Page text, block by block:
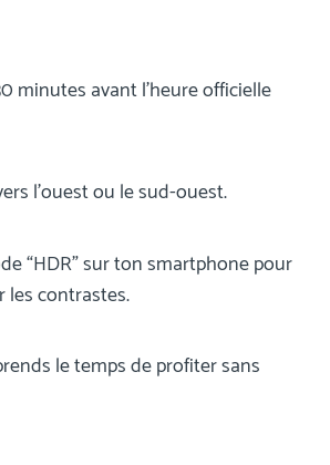
minutes avant l’heure officielle
l’ouest ou le sud-ouest.
“HDR” sur ton smartphone pour
les contrastes.
le temps de profiter sans